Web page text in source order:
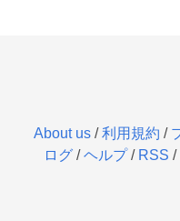
About us /利用規約 /
ログ /ヘルプ/ RSS /